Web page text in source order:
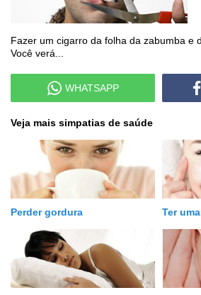
Fazer um cigarro da folha da zabumba e
Você verá...
WHATSAPP
Veja mais simpatias de saúde
Perder gordura Ter